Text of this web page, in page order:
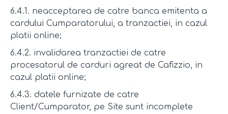
6.4.1. neacceptarea de catre banca emitenta a
cardului Cumparatorului, a tranzactiei, in cazul
platii online;
6.4.2. invalidarea tranzactiei de catre
procesatorul de carduri agreat de Cafizzio, in
cazul platii online;
6.4.3. datele furnizate de catre
Client/Cumparator, pe Site sunt incomplete